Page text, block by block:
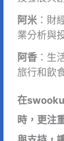
阿米：財
業分析與
阿香：生
旅行和飲
在
時，更注